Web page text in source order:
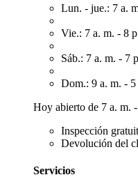
Lun. - jue.: 7 a.
Vie.: 7 a. m. - 8
Sáb.: 7 a. m. - 7
Dom.: 9 a. m. - 5
Hoy abierto de 7 a. m.
Inspección
Devolución del
Servicios